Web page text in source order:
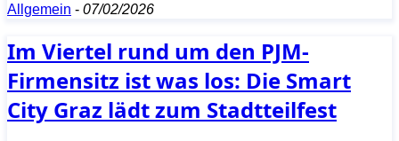
Allgemein - 07/02/2026
Im Viertel rund um den PJM-
Firmensitz ist was los: Die Smart
City Graz lädt zum Stadtteilfest